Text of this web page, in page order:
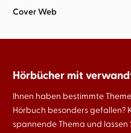
Cover Web
Hörbücher mit
Ihnen haben bestimmte
Hörbuch besonders gefallen?
spannende Thema und lassen